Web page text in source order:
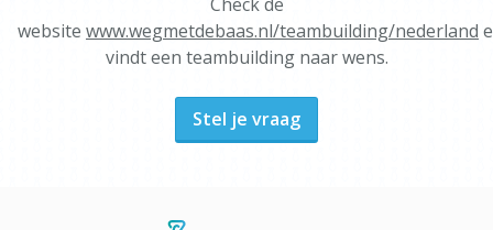
website www.wegmetdebaas.nl/teambuilding/nederland
vindt een teambuilding naar wens.
Stel je vraag